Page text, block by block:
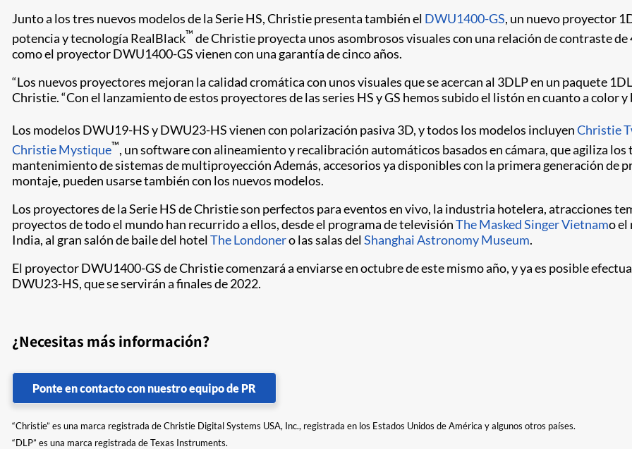
Junto a los tres nuevos modelos de la Serie HS, Christie presenta también el DWU1400-GS, un nuevo proyector
potencia y tecnología RealBlack™ de Christie proyecta unos asombrosos visuales con una relación de contraste
como el proyector DWU1400-GS vienen con una garantía de cinco años.
“Los nuevos proyectores mejoran la calidad cromática con unos visuales que se acercan al 3DLP en un paquete
Christie. “Con el lanzamiento de estos proyectores de las series HS y GS hemos subido el listón en cuanto a color
Los modelos DWU19-HS y DWU23-HS vienen con polarización pasiva 3D, y todos los modelos incluyenChristie
Christie Mystique™, un software con alineamiento y recalibración automáticos basados en cámara, que agiliza
mantenimiento de sistemas de multiproyección Además, accesorios ya disponibles con la primera generación de
montaje, pueden usarse también con los nuevos modelos.
Los proyectores de la Serie HS de Christie son perfectos para eventos en vivo, la industria hotelera, atracciones
proyectos de todo el mundo han recurrido a ellos, desde el programa de televisiónThe Masked Singer Vietnamo el
India, al gran salón de baile del hotelThe Londonero las salas delShanghai Astronomy Museum.
El proyector DWU1400-GS de Christie comenzará a enviarse en octubre de este mismo año, y ya es posible
DWU23-HS, que se servirán a finales de 2022.
¿Necesitas más información?
Ponte en contacto con nuestro equipo de PR
“Christie” es una marca registrada de Christie Digital Systems USA, Inc., registrada en los Estados Unidos de América y algunos otros países.
“DLP” es una marca registrada de Texas Instruments.